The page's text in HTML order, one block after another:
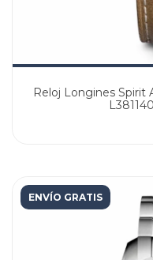
Reloj Longines Spirit
ENVÍO GRATIS